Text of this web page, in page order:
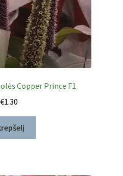
Copper Prince F1
€1.30